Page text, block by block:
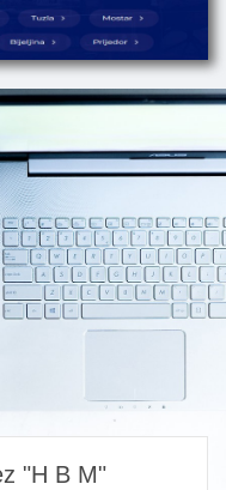
"H B M"